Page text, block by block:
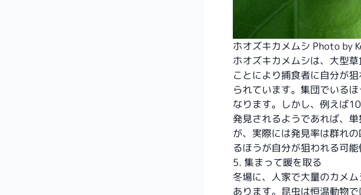
ホオズキカメムシ Photo by
ホオズキカメムシは、大型
ことにより捕食者に自分が
られています。集団でいる
なります。しかし、例えば
発見されるようであれば、
が、実際には発見率は群れ
るほうが自分が狙われる可能
5. 集まって暖を取る
冬場に、人家で大量のカメ
あります。昆虫は恒温動物